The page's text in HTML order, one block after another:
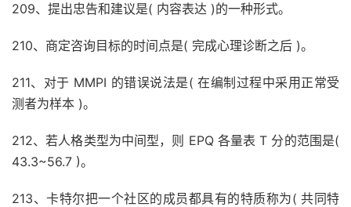
209、提出忠告和建议是( 内容表达 )的一种形式。
210、商定咨询目标的时间点是( 完成心理诊断之后 )。
211、对于 MMPI 的错误说法是( 在编制过程中采用正常受
测者为样本 )。
212、若人格类型为中间型，则 EPQ 各量表 T 分的范围是(
43.3~56.7 )。
213、卡特尔把一个社区的成员都具有的特质称为( 共同特